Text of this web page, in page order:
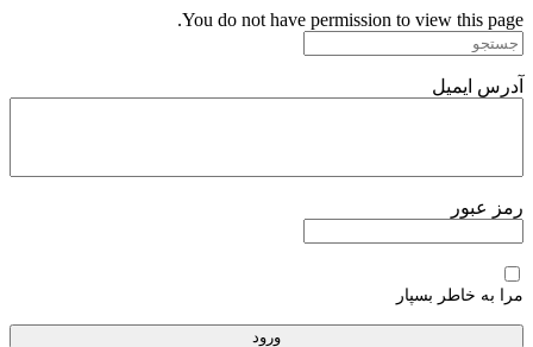
پرش
به
You do not have permission to view this page.
آدرس ایمیل
رمز عبور
مرا به خاطر بسپار